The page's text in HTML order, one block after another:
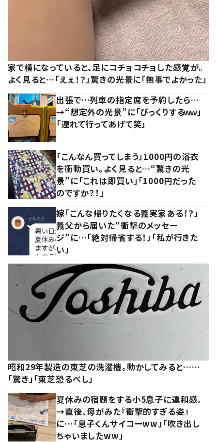
家で横になっていると、足にコチョコチョした感覚が。
よく見ると…「えぇ！？」驚きの光景に「無事でよかった」
出張で…列車の指定席を予約したら…
→“想定外の光景”に「びっくりするｗｗ」
「連れて行ってあげて笑」
「こんなん買ってしまう」1000円の浴衣
を衝動買い。よく見ると…“驚きの光
景”に「これは即買い」「1000円だった
のですか？！」
嫁「こんな帰りたくなる義実家ある！？」
義父から届いた“衝撃のメッセー
ジ”に…「絶対帰省する！」「私が行きた
い」
昭和29年製造の東芝の洗濯機。動かしてみると……
「驚き」「東芝恐るべし」
夏休みの宿題をする小5息子に違和感。
→直後、母がみた『衝撃的すぎる姿』
に…「息子くんサイコーww」「吹き出し
ちゃいましたww」